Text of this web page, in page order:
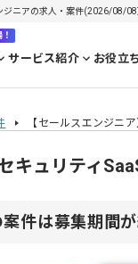
ジニアの求人・案件(2026/08/
サービス紹介 お役立
【セールスエンジニ
キュリティ
案件は募集期間